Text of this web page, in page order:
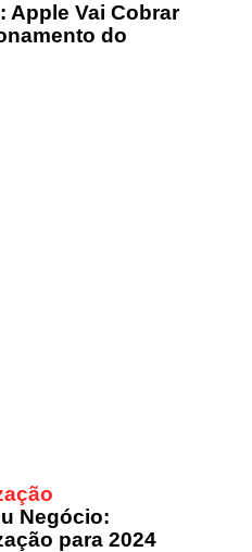
Apple Vai Cobrar
do
Negócio:
para 2024